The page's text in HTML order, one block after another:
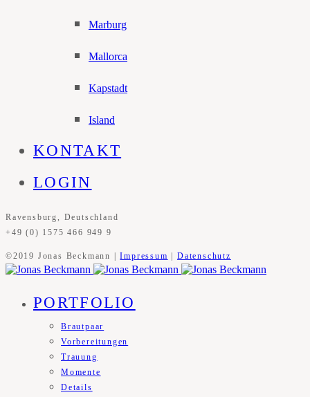
Marburg
Mallorca
Kapstadt
Island
KONTAKT
LOGIN
Ravensburg, Deutschland
+49 (0) 1575 466 949 9
©2019 Jonas Beckmann |Impressum |Datenschutz
PORTFOLIO
Brautpaar
Vorbereitungen
Trauung
Momente
Details